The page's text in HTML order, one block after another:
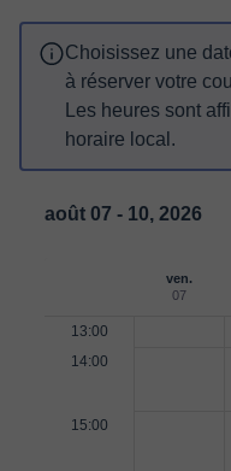
Choisissez une
à réserver votre
Les heures sont
horaire local.
août 07 - 10, 2026
ven.
07
13:00
14:00
15:00